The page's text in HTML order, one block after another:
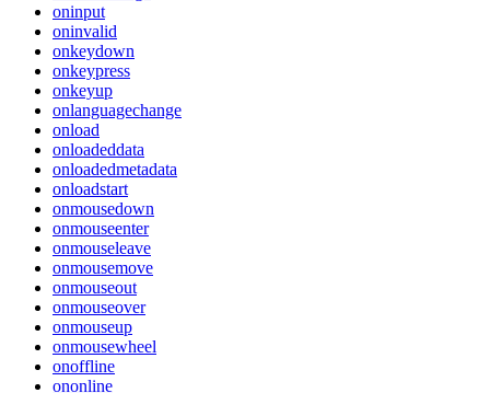
oninput
oninvalid
onkeydown
onkeypress
onkeyup
onlanguagechange
onload
onloadeddata
onloadedmetadata
onloadstart
onmousedown
onmouseenter
onmouseleave
onmousemove
onmouseout
onmouseover
onmouseup
onmousewheel
onoffline
ononline